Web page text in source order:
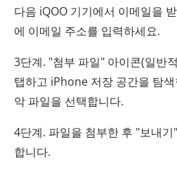
다음 iQOO 기기에서 이메일을
에 이메일 주소를 입력하세요.
3단계. "첨부 파일" 아이콘(일반
탭하고 iPhone 저장 공간을 탐
악 파일을 선택합니다.
4단계. 파일을 첨부한 후 "보내
합니다.